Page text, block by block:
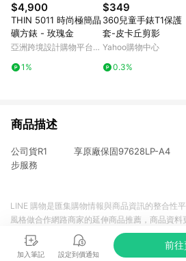
$4,900
THIN 5011 時尚極簡晶
礦方錶 - 玫瑰金
亞洲跨境設計購物平台
1%
$349
360兒童手錶T1保護
套-皮卡丘剪影
Yahoo購物中心
0.3%
商品描述
公司貨R1 享原廠保固97628LP-A4
步服務
加入筆記 設定到價通知
前
LINE 購物是匯集購物情報與商品資訊的整合性
風格做合作網路商家的延伸商品推薦，商品資
商品至各合作網路商家，確認現售價與購物條
準。